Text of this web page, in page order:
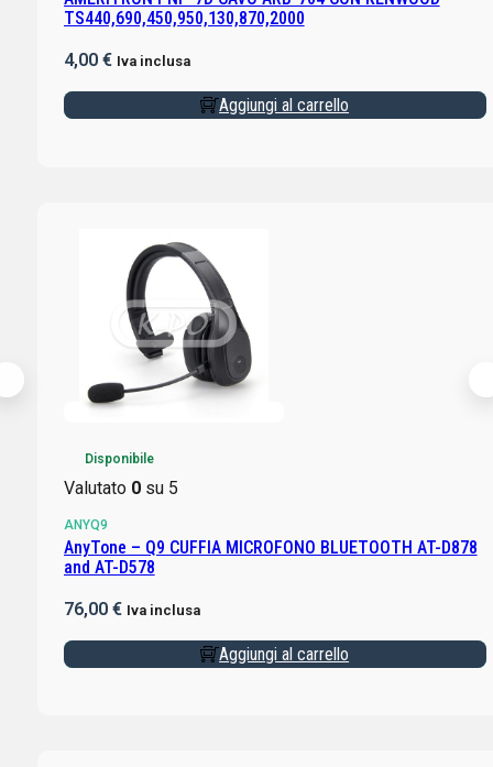
TS440,690,450,950,130,870,2000
4,00 € Iva inclusa
Aggiungi al carrello
Disponibile
Valutato 0su 5
ANYQ9
AnyTone – Q9 CUFFIA MICROFONO BLUETOOTH AT-D878
and AT-D578
76,00 € Iva inclusa
Aggiungi al carrello